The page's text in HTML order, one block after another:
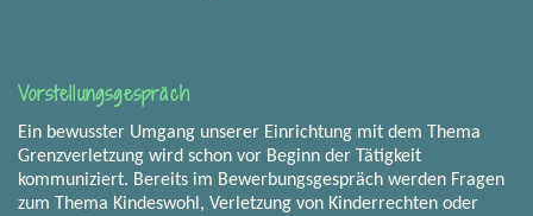
Vorstellungsgespräch
Ein bewusster Umgang unserer Einrichtung mit dem Thema
Grenzverletzung wird schon vor Beginn der Tätigkeit
kommuniziert. Bereits im Bewerbungsgespräch werden Fragen
zum Thema Kindeswohl, Verletzung von Kinderrechten oder